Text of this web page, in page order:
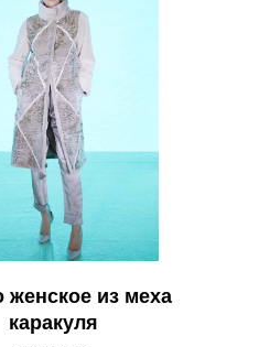
женское из меха
каракуля